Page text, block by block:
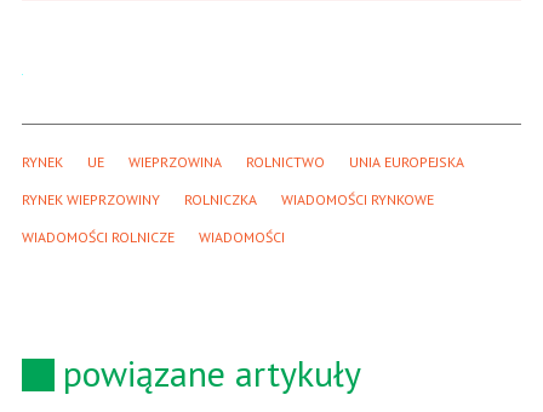
RYNEK UE WIEPRZOWINA ROLNICTWO UNIA EUROPEJSKA
RYNEK WIEPRZOWINY ROLNICZKA WIADOMOŚCI RYNKOWE
WIADOMOŚCI ROLNICZE WIADOMOŚCI
powiązane artykuły